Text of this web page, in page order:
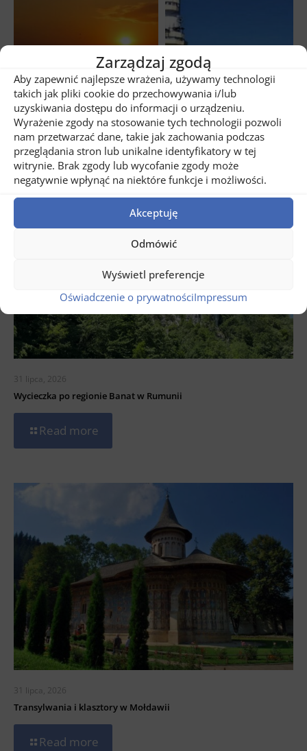
Zarządzaj zgodą
Aby zapewnić najlepsze wrażenia, używamy technologii
takich jak pliki cookie do przechowywania i/lub
uzyskiwania dostępu do informacji o urządzeniu.
Wyrażenie zgody na stosowanie tych technologii pozwoli
nam przetwarzać dane, takie jak zachowania podczas
przeglądania stron lub unikalne identyfikatory w tej
witrynie. Brak zgody lub wycofanie zgody może
negatywnie wpłynąć na niektóre funkcje i możliwości.
Akceptuję
Odmówić
Wyświetl preferencje
Oświadczenie o prywatnościImpressum
Share
Related posts
31 lipca, 2026
Wycieczka po regionie Banat w Rumunii
Read more
31 lipca, 2026
Transylwania i klasztory w Mołdawii
Read more